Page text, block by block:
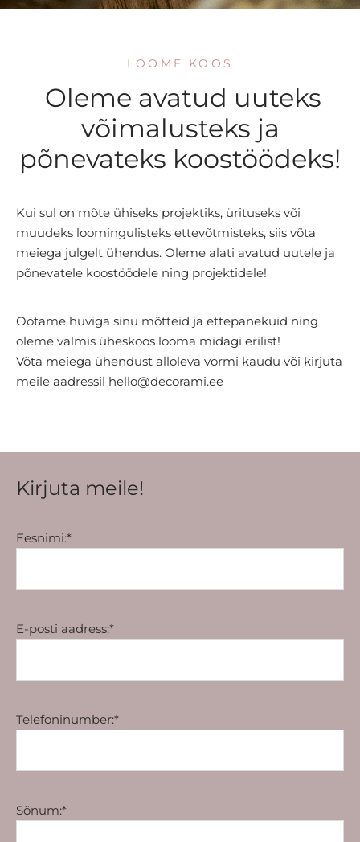
LOOME KOOS
Oleme avatud uuteks
võimalusteks ja
põnevateks koostöödeks!
Kui sul on mõte ühiseks projektiks, ürituseks või
muudeks loomingulisteks ettevõtmisteks, siis võta
meiega julgelt ühendus. Oleme alati avatud uutele ja
põnevatele koostöödele ning projektidele!
Ootame huviga sinu mõtteid ja ettepanekuid ning
oleme valmis üheskoos looma midagi erilist!
Võta meiega ühendust alloleva vormi kaudu või kirjuta
meile aadressil hello@decorami.ee
Kirjuta meile!
Eesnimi:*
E-posti aadress:*
Telefoninumber:*
Sõnum:*